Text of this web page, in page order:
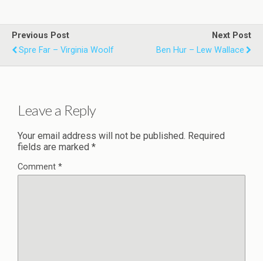
Previous Post
Spre Far – Virginia Woolf
Next Post
Ben Hur – Lew Wallace
Leave a Reply
Your email address will not be published. Required
fields are marked *
Comment *